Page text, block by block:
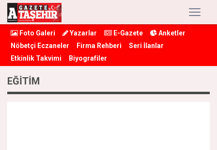
Foto Galeri Yazarlar E-Gazete
Anketler
Nöbetçi Eczaneler
Firma Rehberi
Seri İlanlar
Etkinlik Takvimi
Biyografiler
EĞİTİM